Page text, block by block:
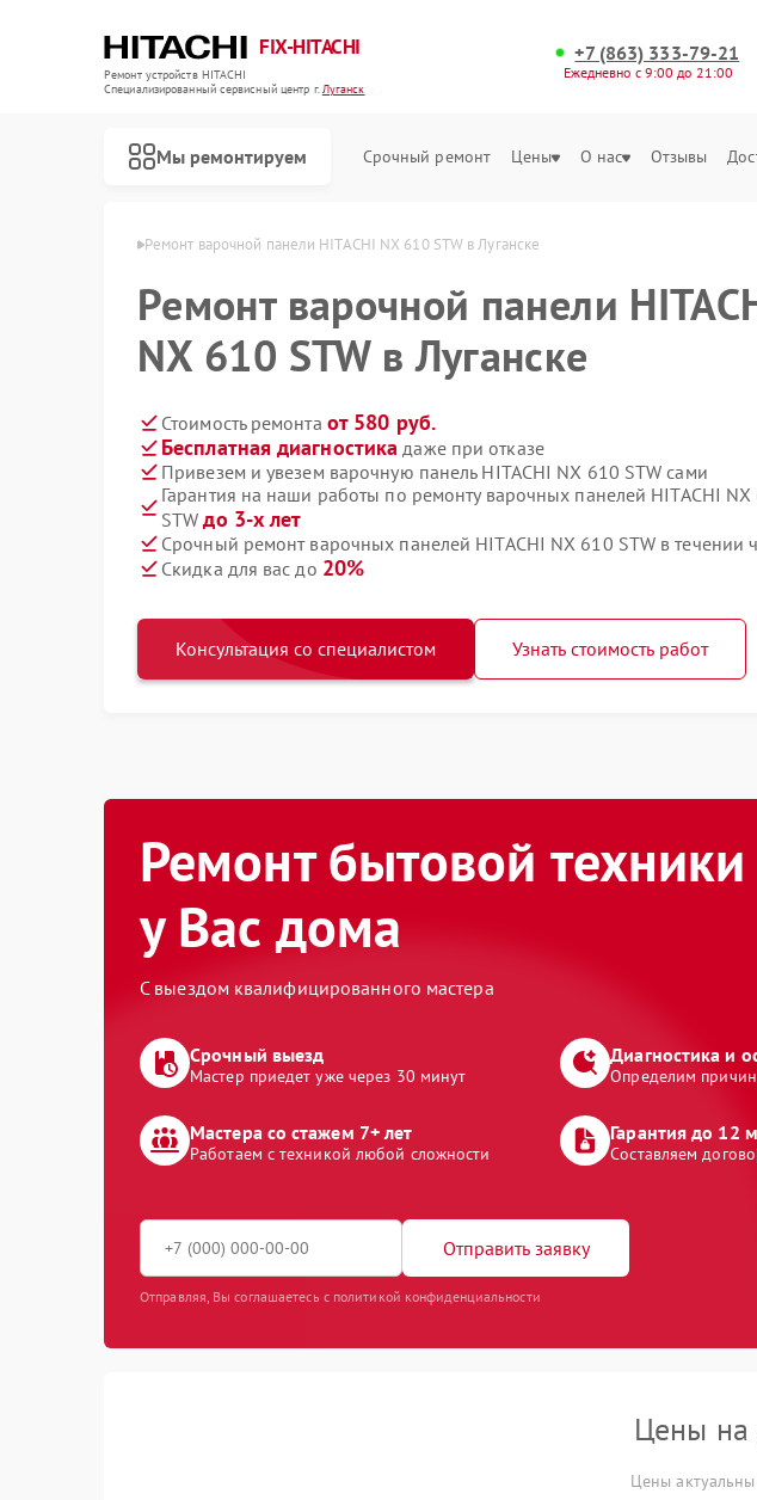
FIX-HITACHI
Ремонт устройств HITACHI
Специализированный cервисный центр г.Луганск
+7 (863) 333-79-21
Ежедневно с 9:00 до 21:00
Мы ремонтируем Срочный ремонт Цены О нас Отзывы
Ремонт варочной панели HITACHI NX 610 STW в Луганске
Ремонт варочной панели
NX 610 STW в Луганске
Стоимость ремонта от 580 руб.
Бесплатная диагностика даже при отказе
Привезем и увезем варочную панель HITACHI NX 610 STW сами
Гарантия на наши работы по ремонту варочных панелей HITACHI
STWдо 3-х лет
Срочный ремонт варочных панелей HITACHI NX 610 STW в течении
Скидка для вас до 20%
Консультация со специалистом Узнать стоимость работ
Ремонт бытовой техники
у Вас дома
С выездом квалифицированного мастера
Срочный выезд
Мастер приедет уже через 30 минут
Диагностика и
Определим
Мастера со стажем 7+ лет
Работаем с техникой любой сложности
Гарантия до 12
Составляем
Отправить заявку
Отправляя, Вы соглашаетесь с политикой конфиденциальности
Цены на
Цены